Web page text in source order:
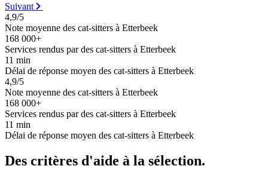
Suivant
4,9/5
Note moyenne des cat-sitters à Etterbeek
168 000+
Services rendus par des cat-sitters à Etterbeek
11 min
Délai de réponse moyen des cat-sitters à Etterbeek
4,9/5
Note moyenne des cat-sitters à Etterbeek
168 000+
Services rendus par des cat-sitters à Etterbeek
11 min
Délai de réponse moyen des cat-sitters à Etterbeek
Des critères d'aide à la sélection.